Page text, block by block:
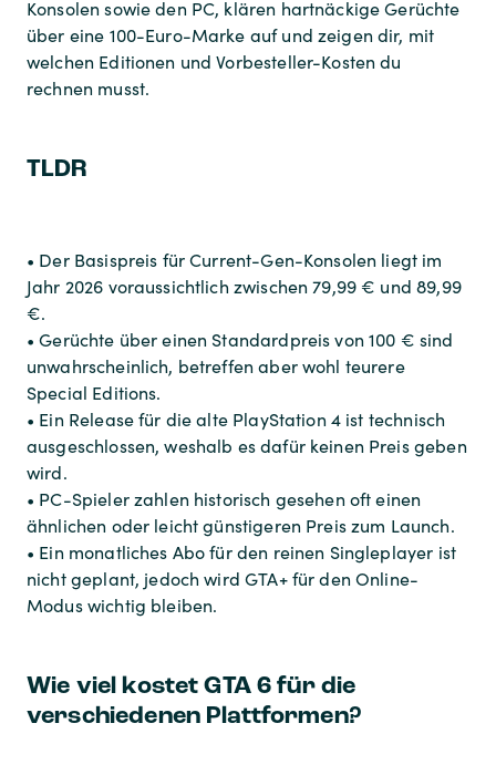
Konsolen sowie den PC, klären hartnäckige Gerüchte
über eine 100-Euro-Marke auf und zeigen dir, mit
welchen Editionen und Vorbesteller-Kosten du
rechnen musst.
TLDR
• Der Basispreis für Current-Gen-Konsolen liegt im
Jahr 2026 voraussichtlich zwischen 79,99 € und 89,99
€.
• Gerüchte über einen Standardpreis von 100 € sind
unwahrscheinlich, betreffen aber wohl teurere
Special Editions.
• Ein Release für die alte PlayStation 4 ist technisch
ausgeschlossen, weshalb es dafür keinen Preis geben
wird.
• PC-Spieler zahlen historisch gesehen oft einen
ähnlichen oder leicht günstigeren Preis zum Launch.
• Ein monatliches Abo für den reinen Singleplayer ist
nicht geplant, jedoch wird GTA+ für den Online-
Modus wichtig bleiben.
Wie viel kostet GTA 6 für die
verschiedenen Plattformen?